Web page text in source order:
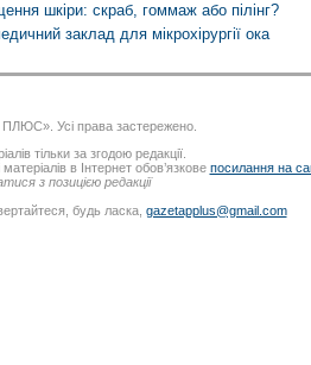
шкіри: скраб, гоммаж або пілінг?
заклад для мікрохірургії ока
Усі права застережено.
тільки за згодою редакції.
в Інтернет обов’язкове посилання на
з позицією редакції
будь ласка, gazetapplus@gmail.com